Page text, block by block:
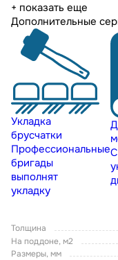
+ показать еще
Дополнительные
Укладка
брусчатки
Профессиональные
бригады
выполнят
укладку
Толщина
На поддоне, м2
Размеры, мм